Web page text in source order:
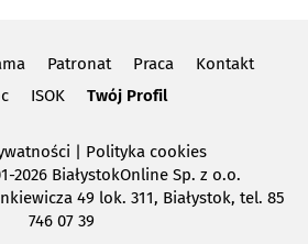
Patronat Praca
Kontakt
ISOK Twój Profil
Polityka cookies
2026 BiałystokOnline Sp. z o.o.
49 lok. 311, Białystok, tel. 85
746 07 39